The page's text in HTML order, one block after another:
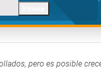
pero es posible